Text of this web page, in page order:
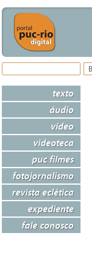
texto
áudio
vídeo
videoteca
puc filmes
fotojornalismo
revista eclética
expediente
fale conosco